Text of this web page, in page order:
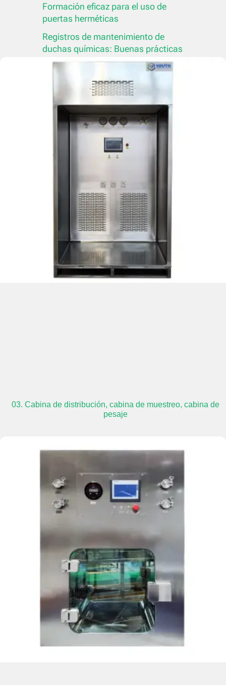
Formación eficaz para el uso de
puertas herméticas
Registros de mantenimiento de
duchas químicas: Buenas prácticas
03. Cabina de distribución, cabina de muestreo, cabina de
pesaje